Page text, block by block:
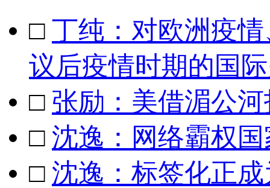
□ 丁纯：对欧洲疫
议后疫情时期的国
□ 张励：美借湄公
□ 沈逸：网络霸权
□ 沈逸：标签化正